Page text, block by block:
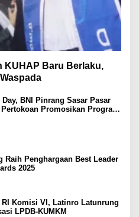
KUHAP Baru Berlaku,
BNI Pinrang Sasar Pasar
Promosikan Program
Raih Penghargaan Best Leader
2025
RI Komisi VI, Latinro Latunrung
LPDB-KUMKM